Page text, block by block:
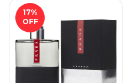
17%
OFF